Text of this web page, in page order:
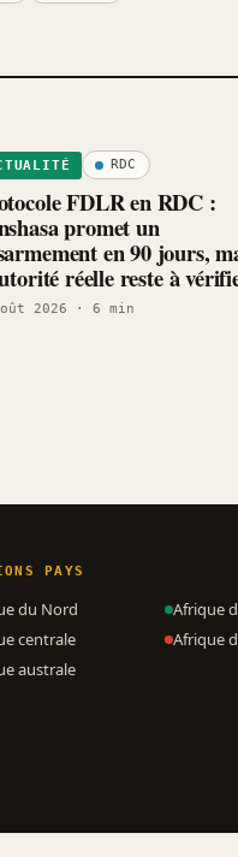
RDC
FDLR en RDC :
promet un
en 90 jours,
réelle reste à
2026 · 6 min
PAYS
du Nord
Afrique
centrale
Afrique
australe